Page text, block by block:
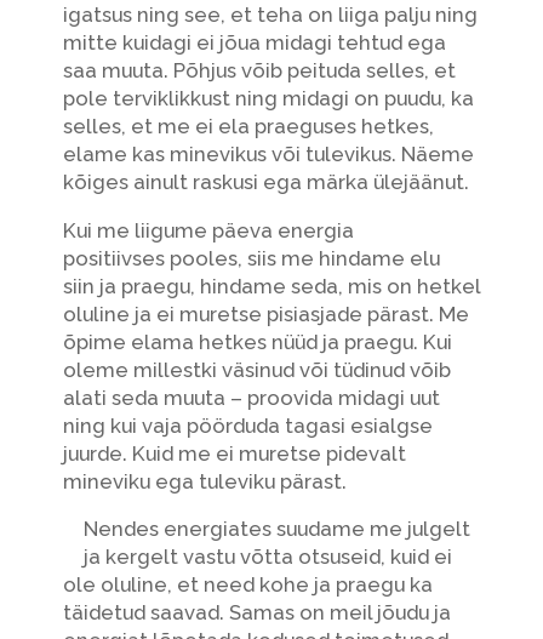
igatsus ning see, et teha on liiga palju ning
mitte kuidagi ei jõua midagi tehtud ega
saa muuta. Põhjus võib peituda selles, et
pole terviklikkust ning midagi on puudu, ka
selles, et me ei ela praeguses hetkes,
elame kas minevikus või tulevikus. Näeme
kõiges ainult raskusi ega märka ülejäänut.
Kui me liigume päeva energia
positiivses pooles, siis me hindame elu
siin ja praegu, hindame seda, mis on hetkel
oluline ja ei muretse pisiasjade pärast. Me
õpime elama hetkes nüüd ja praegu. Kui
oleme millestki väsinud või tüdinud võib
alati seda muuta – proovida midagi uut
ning kui vaja pöörduda tagasi esialgse
juurde. Kuid me ei muretse pidevalt
mineviku ega tuleviku pärast.
Nendes energiates suudame me julgelt
ja kergelt vastu võtta otsuseid, kuid ei
ole oluline, et need kohe ja praegu ka
täidetud saavad. Samas on meil jõudu ja